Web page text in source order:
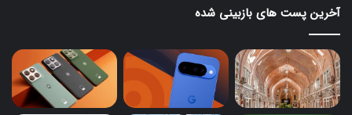
آخرین پست های بازبینی شده